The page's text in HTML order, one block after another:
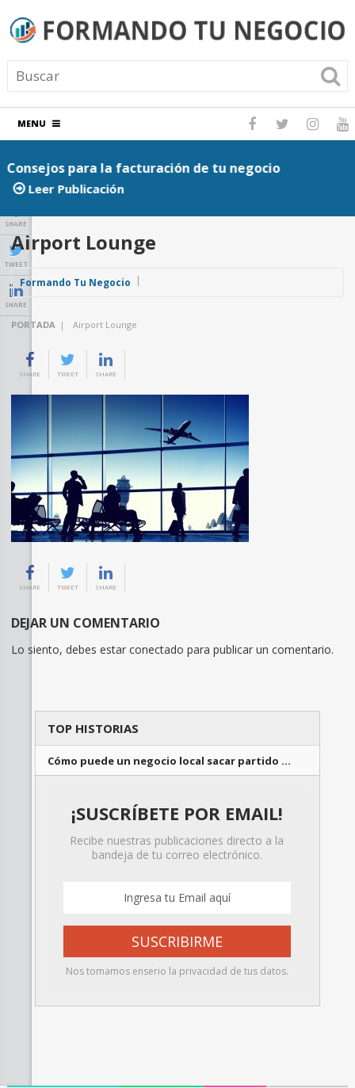
MENU
Consejos para la facturación de tu negocio
Leer Publicación
SHARE
TWEET
SHARE
Airport Lounge
Formando Tu Negocio
PORTADA | Airport Lounge
SHARE TWEET SHARE
SHARE TWEET SHARE
DEJAR UN COMENTARIO
Lo siento, debes estar conectado para publicar un comentario.
TOP HISTORIAS
Cómo puede un negocio local sacar partido …
¡SUSCRÍBETE POR EMAIL!
Recibe nuestras publicaciones directo a la
bandeja de tu correo electrónico.
Nos tomamos enserio la privacidad de tus datos.